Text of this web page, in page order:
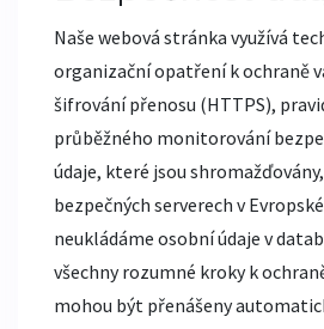
Naše webová stránka využívá
organizační opatření k ochraně
šifrování přenosu (HTTPS),
průběžného monitorování
údaje, které jsou
bezpečných serverech v
neukládáme osobní údaje v
všechny rozumné kroky k
mohou být přenášeny